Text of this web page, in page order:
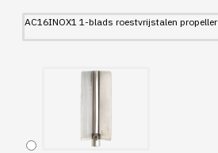
AC16INOX1 1-blads roestvrijstalen propeller